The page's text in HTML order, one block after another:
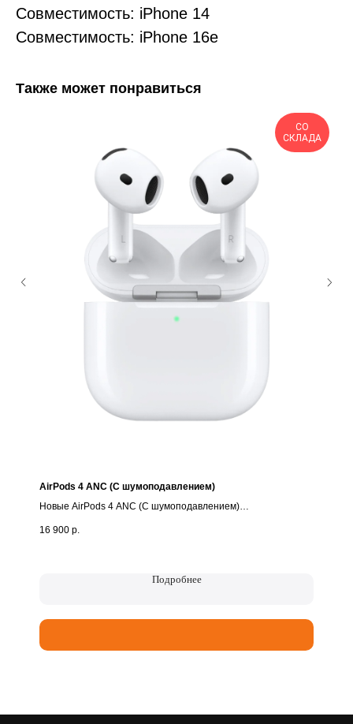
Совместимость: iPhone 14
Совместимость: iPhone 16e
Также может понравиться
СО
СКЛАДА
AirPods 4 ANC (С шумоподавлением)
Новые AirPods 4 ANC (С шумоподавлением)
• Абсолютно новые, запечатанные
✔️Только оригинальная техника - новая и подержанная
✔️Trade-in - сдайте своё старое устройство и получите
16 900 р.
Подробнее